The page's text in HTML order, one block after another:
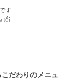
す
tối
だわりのメニュ